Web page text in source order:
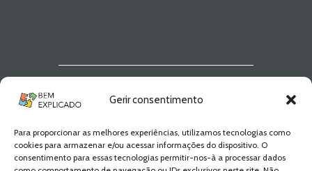
Gerir consentimento
Para proporcionar as melhores experiências, utilizamos tecnologias como
cookies para armazenar e/ou acessar informações do dispositivo. O
consentimento para essas tecnologias permitir-nos-à a processar dados
Explicado
Fica a par de todas as novidades! Zero
Spam, apenas novidades e novos